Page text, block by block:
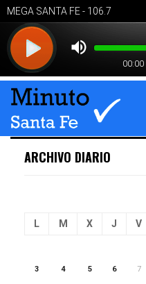
ARCHIVO DIARIO
L M X J V
3 4 5 6 7